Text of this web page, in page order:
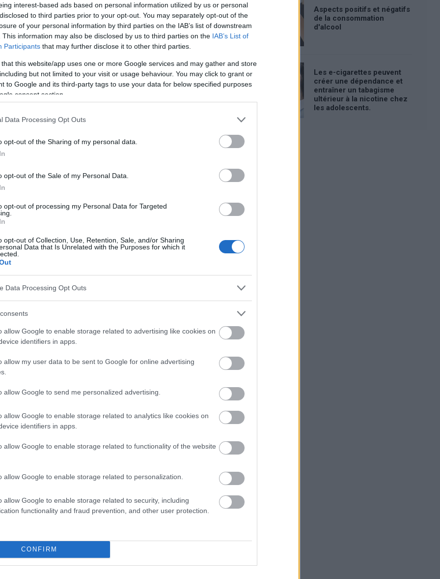
interest-based ads based on personal information utilized by us or personal
to third parties prior to your opt-out. You may separately opt-out of the
of your personal information by third parties on the IAB’s list of downstream
This information may also be disclosed by us to third parties on the IAB’s List of
Participants that may further disclose it to other third parties.
that this website/app uses one or more Google services and may gather and store
but not limited to your visit or usage behaviour. You may click to grant or
to Google and its third-party tags to use your data for below specified purposes
consent section.
Data Processing Opt Outs
opt-out of the Sharing of my personal data.
opt-out of the Sale of my Personal Data.
opt-out of processing my Personal Data for Targeted
opt-out of Collection, Use, Retention, Sale, and/or Sharing
Data that Is Unrelated with the Purposes for which it
Data Processing Opt Outs
allow Google to enable storage related to advertising like cookies on
identifiers in apps.
allow my user data to be sent to Google for online advertising
allow Google to send me personalized advertising.
allow Google to enable storage related to analytics like cookies on
identifiers in apps.
allow Google to enable storage related to functionality of the website
allow Google to enable storage related to personalization.
allow Google to enable storage related to security, including
functionality and fraud prevention, and other user protection.
CONFIRM
?
?
?
générale des addictions liées à l'utilisation des
parmi les addictions comportementales, c'est-à-
Certaines études cliniques indiquent que les
dans la même mesure que les addictions
substances, l'utilisation morbide d'appareils
tablettes, les ordinateurs portables et les
Aspects positifs et négatifs
de la consommation
d'alcool
Les e-cigarettes peuvent
créer une dépendance et
entraîner un tabagisme
ultérieur à la nicotine chez
les adolescents.